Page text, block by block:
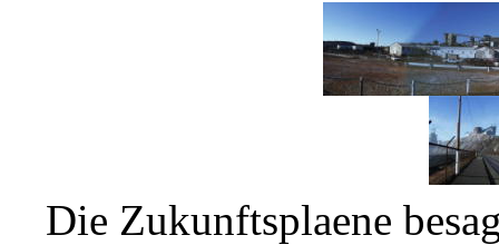
Die Zukunftsplaene